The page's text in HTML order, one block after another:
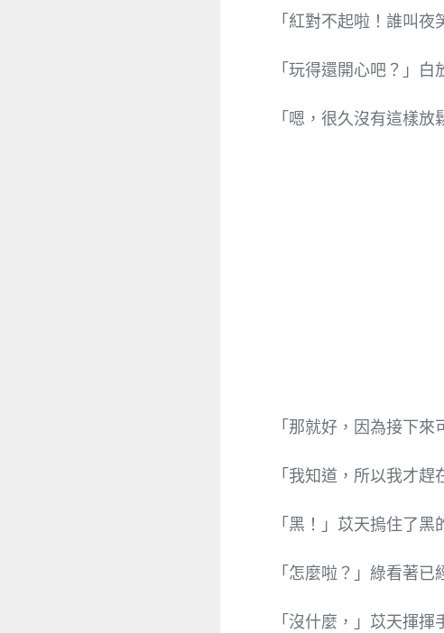
「紅對不起啦！誰叫夜
「玩得還開心吧？」白
「嗯，很久沒有這樣放
「那就好，因為接下來
「我知道，所以我才趕
「黑！」苡天摀住了黑
「怎麼啦？」綠看著已
「沒什麼，」苡天揮揮